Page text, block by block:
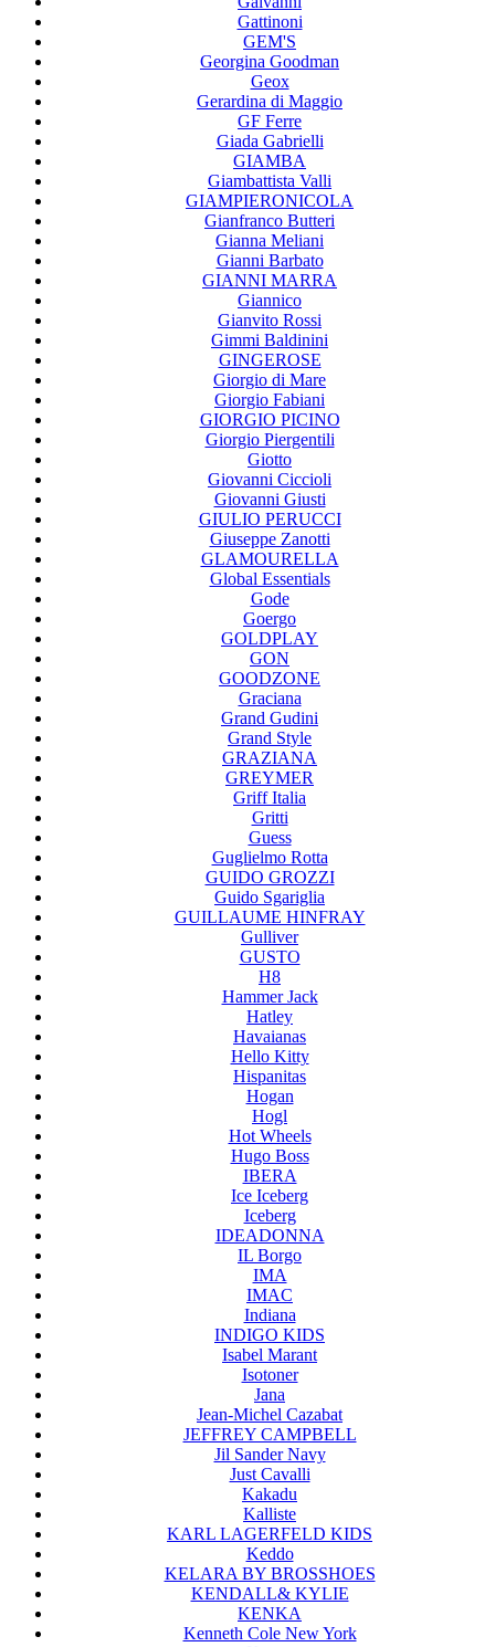
Gattinoni
GEM'S
Georgina Goodman
Geox
Gerardina di Maggio
GF Ferre
Giada Gabrielli
GIAMBA
Giambattista Valli
GIAMPIERONICOLA
Gianfranco Butteri
Gianna Meliani
Gianni Barbato
GIANNI MARRA
Giannico
Gianvito Rossi
Gimmi Baldinini
GINGEROSE
Giorgio di Mare
Giorgio Fabiani
GIORGIO PICINO
Giorgio Piergentili
Giotto
Giovanni Ciccioli
Giovanni Giusti
GIULIO PERUCCI
Giuseppe Zanotti
GLAMOURELLA
Global Essentials
Gode
Goergo
GOLDPLAY
GON
GOODZONE
Graciana
Grand Gudini
Grand Style
GRAZIANA
GREYMER
Griff Italia
Gritti
Guess
Guglielmo Rotta
GUIDO GROZZI
Guido Sgariglia
GUILLAUME HINFRAY
Gulliver
GUSTO
H8
Hammer Jack
Hatley
Havaianas
Hello Kitty
Hispanitas
Hogan
Hogl
Hot Wheels
Hugo Boss
IBERA
Ice Iceberg
Iceberg
IDEADONNA
IL Borgo
IMA
IMAC
Indiana
INDIGO KIDS
Isabel Marant
Isotoner
Jana
Jean-Michel Cazabat
JEFFREY CAMPBELL
Jil Sander Navy
Just Cavalli
Kakadu
Kalliste
KARL LAGERFELD KIDS
Keddo
KELARA BY BROSSHOES
KENDALL& KYLIE
KENKA
Kenneth Cole New York